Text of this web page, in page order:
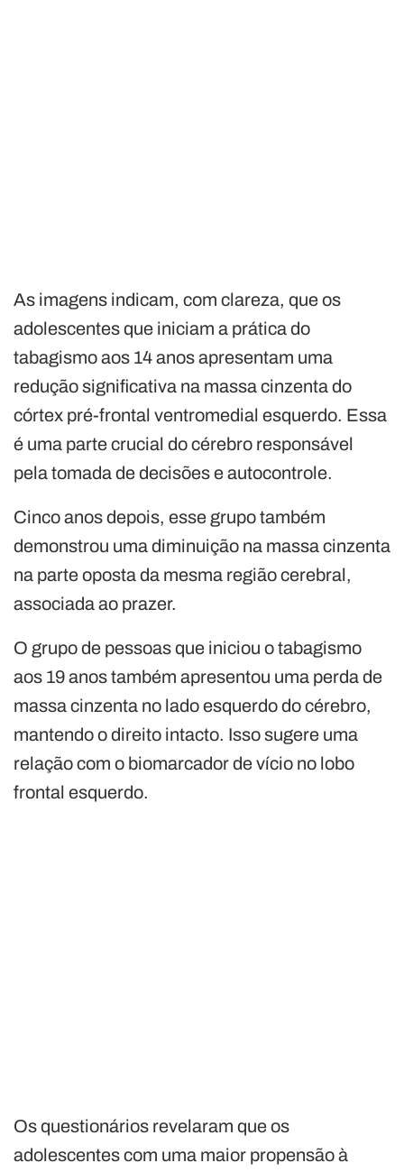
As imagens indicam, com clareza, que os
adolescentes que iniciam a prática do
tabagismo aos 14 anos apresentam uma
redução significativa na massa cinzenta do
córtex pré-frontal ventromedial esquerdo. Essa
é uma parte crucial do cérebro responsável
pela tomada de decisões e autocontrole.
Cinco anos depois, esse grupo também
demonstrou uma diminuição na massa cinzenta
na parte oposta da mesma região cerebral,
associada ao prazer.
O grupo de pessoas que iniciou o tabagismo
aos 19 anos também apresentou uma perda de
massa cinzenta no lado esquerdo do cérebro,
mantendo o direito intacto. Isso sugere uma
relação com o biomarcador de vício no lobo
frontal esquerdo.
Os questionários revelaram que os
adolescentes com uma maior propensão à